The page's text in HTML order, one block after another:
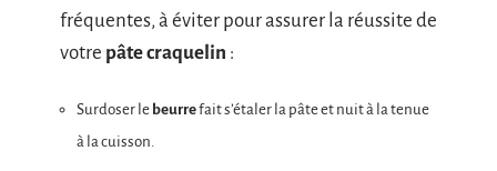
fréquentes, à éviter pour assurer la réussite de
votre pâte craquelin :
Surdoser le beurrefait s’étaler la pâte et nuit à la tenue
à la cuisson.